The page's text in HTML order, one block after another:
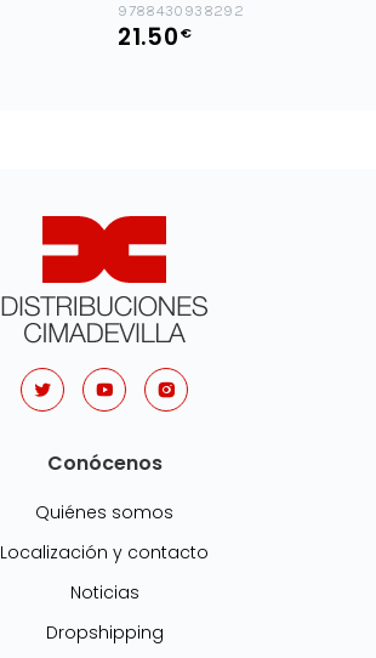
9788430938292
21.50€
Conócenos
Quiénes somos
Localización y contacto
Noticias
Dropshipping